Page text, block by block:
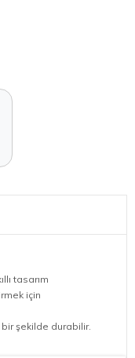
tasarım
için
şekilde durabilir.